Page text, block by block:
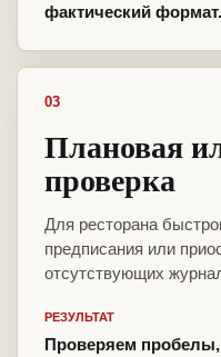
фактический формат.
03
Плановая
проверка
Для ресторана
предписания или
отсутствующих
РЕЗУЛЬТАТ
Проверяем